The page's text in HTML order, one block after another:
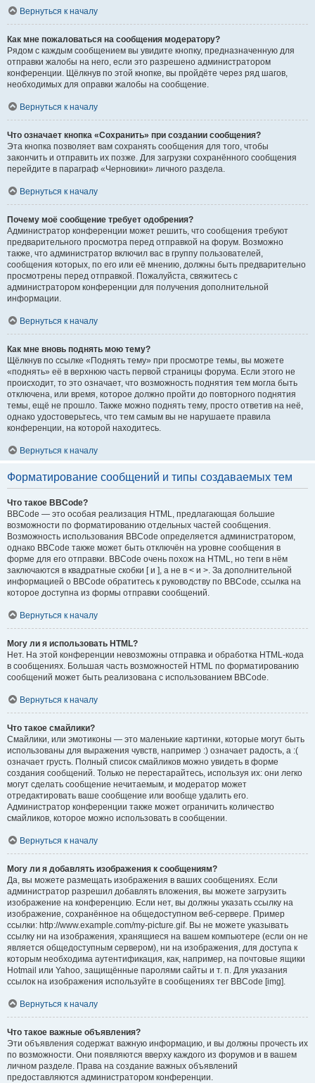
Вернуться к началу
Как мне пожаловаться на сообщения модератору?
Рядом с каждым сообщением вы увидите кнопку, предназначенную для
отправки жалобы на него, если это разрешено администратором
конференции. Щёлкнув по этой кнопке, вы пройдёте через ряд шагов,
необходимых для оправки жалобы на сообщение.
Вернуться к началу
Что означает кнопка «Сохранить» при создании сообщения?
Эта кнопка позволяет вам сохранять сообщения для того, чтобы
закончить и отправить их позже. Для загрузки сохранённого сообщения
перейдите в параграф «Черновики» личного раздела.
Вернуться к началу
Почему моё сообщение требует одобрения?
Администратор конференции может решить, что сообщения требуют
предварительного просмотра перед отправкой на форум. Возможно
также, что администратор включил вас в группу пользователей,
сообщения которых, по его или её мнению, должны быть предварительно
просмотрены перед отправкой. Пожалуйста, свяжитесь с
администратором конференции для получения дополнительной
информации.
Вернуться к началу
Как мне вновь поднять мою тему?
Щёлкнув по ссылке «Поднять тему» при просмотре темы, вы можете
«поднять» её в верхнюю часть первой страницы форума. Если этого не
происходит, то это означает, что возможность поднятия тем могла быть
отключена, или время, которое должно пройти до повторного поднятия
темы, ещё не прошло. Также можно поднять тему, просто ответив на неё,
однако удостоверьтесь, что тем самым вы не нарушаете правила
конференции, на которой находитесь.
Вернуться к началу
Форматирование сообщений и типы создаваемых тем
Что такое BBCode?
BBCode — это особая реализация HTML, предлагающая большие
возможности по форматированию отдельных частей сообщения.
Возможность использования BBCode определяется администратором,
однако BBCode также может быть отключён на уровне сообщения в
форме для его отправки. BBCode очень похож на HTML, но теги в нём
заключаются в квадратные скобки [ и ], а не в < и >. За дополнительной
информацией о BBCode обратитесь к руководству по BBCode, ссылка на
которое доступна из формы отправки сообщений.
Вернуться к началу
Могу ли я использовать HTML?
Нет. На этой конференции невозможны отправка и обработка HTML-кода
в сообщениях. Большая часть возможностей HTML по форматированию
сообщений может быть реализована с использованием BBCode.
Вернуться к началу
Что такое смайлики?
Смайлики, или эмотиконы — это маленькие картинки, которые могут быть
использованы для выражения чувств, например :) означает радость, а :(
означает грусть. Полный список смайликов можно увидеть в форме
создания сообщений. Только не перестарайтесь, используя их: они легко
могут сделать сообщение нечитаемым, и модератор может
отредактировать ваше сообщение или вообще удалить его.
Администратор конференции также может ограничить количество
смайликов, которое можно использовать в сообщении.
Вернуться к началу
Могу ли я добавлять изображения к сообщениям?
Да, вы можете размещать изображения в ваших сообщениях. Если
администратор разрешил добавлять вложения, вы можете загрузить
изображение на конференцию. Если нет, вы должны указать ссылку на
изображение, сохранённое на общедоступном веб-сервере. Пример
ссылки: http://www.example.com/my-picture.gif. Вы не можете указывать
ссылку ни на изображения, хранящиеся на вашем компьютере (если он не
является общедоступным сервером), ни на изображения, для доступа к
которым необходима аутентификация, как, например, на почтовые ящики
Hotmail или Yahoo, защищённые паролями сайты и т. п. Для указания
ссылок на изображения используйте в сообщениях тег BBCode [img].
Вернуться к началу
Что такое важные объявления?
Эти объявления содержат важную информацию, и вы должны прочесть их
по возможности. Они появляются вверху каждого из форумов и в вашем
личном разделе. Права на создание важных объявлений
предоставляются администратором конференции.